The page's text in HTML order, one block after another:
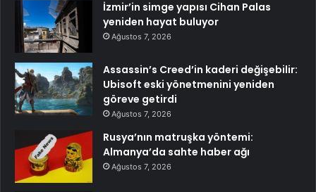
İzmir’in simge yapısı Cihan Palas
yeniden hayat buluyor
Ağustos 7, 2026
Assassin’s Creed’in kaderi değişebilir:
Ubisoft eski yönetmenini yeniden
göreve getirdi
Ağustos 7, 2026
Rusya’nın matruşka yöntemi:
Almanya’da sahte haber ağı
Ağustos 7, 2026